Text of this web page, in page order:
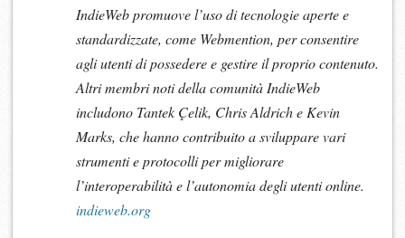
IndieWeb promuove l’uso di tecnologie aperte e
standardizzate, come Webmention, per consentire
agli utenti di possedere e gestire il proprio contenuto.
Altri membri noti della comunità IndieWeb
includono Tantek Çelik, Chris Aldrich e Kevin
Marks, che hanno contribuito a sviluppare vari
strumenti e protocolli per migliorare
l’interoperabilità e l’autonomia degli utenti online.
indieweb.org